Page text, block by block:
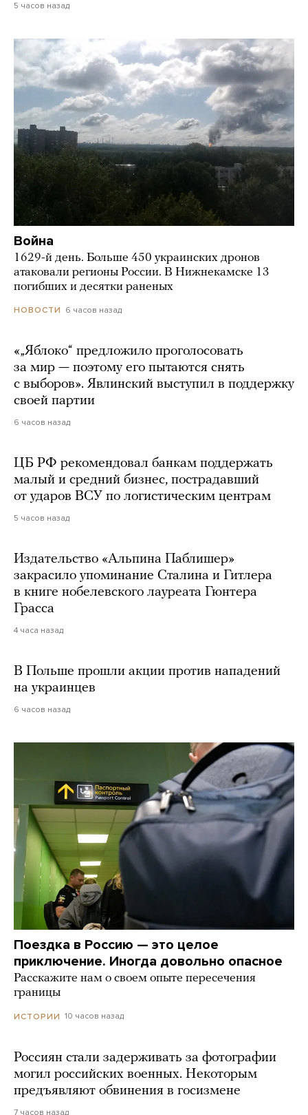
5 часов назад
Война
1629-й день. Больше 450 украинских дронов
атаковали регионы России. В Нижнекамске 13
погибших и десятки раненых
НОВОСТИ 6 часов назад
«„Яблоко“ предложило проголосовать
за мир — поэтому его пытаются снять
с выборов». Явлинский выступил в поддержку
своей партии
6 часов назад
ЦБ РФ рекомендовал банкам поддержать
малый и средний бизнес, пострадавший
от ударов ВСУ по логистическим центрам
5 часов назад
Издательство «Альпина Паблишер»
закрасило упоминание Сталина и Гитлера
в книге нобелевского лауреата Гюнтера
Грасса
4 часа назад
В Польше прошли акции против нападений
на украинцев
6 часов назад
Поездка в Россию — это целое
приключение. Иногда довольно опасное
Расскажите нам о своем опыте пересечения
границы
ИСТОРИИ 10 часов назад
Россиян стали задерживать за фотографии
могил российских военных. Некоторым
предъявляют обвинения в госизмене
7 часов назад